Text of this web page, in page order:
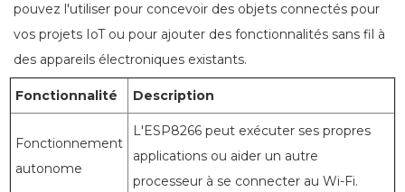
pouvez l'utiliser pour concevoir des objets connectés pour
vos projets IoT ou pour ajouter des fonctionnalités sans fil à
des appareils électroniques existants.
Fonctionnalité Description
Fonctionnement
autonome
L'ESP8266 peut exécuter ses propres
applications ou aider un autre
processeur à se connecter au Wi-Fi.